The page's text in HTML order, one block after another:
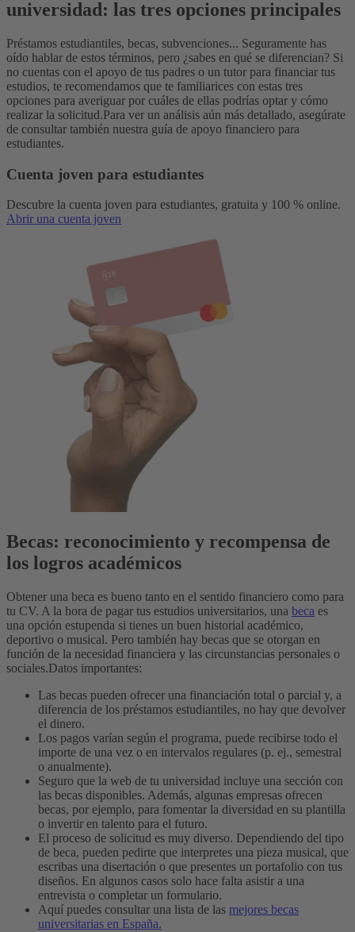
universidad: las tres opciones principales
Préstamos estudiantiles, becas, subvenciones... Seguramente has
oído hablar de estos términos, pero ¿sabes en qué se diferencian? Si
no cuentas con el apoyo de tus padres o un tutor para financiar tus
estudios, te recomendamos que te familiarices con estas tres
opciones para averiguar por cuáles de ellas podrías optar y cómo
realizar la solicitud.Para ver un análisis aún más detallado, asegúrate
de consultar también nuestra guía de apoyo financiero para
estudiantes.
Cuenta joven para estudiantes
Descubre la cuenta joven para estudiantes, gratuita y 100 % online.
Abrir una cuenta joven
Becas: reconocimiento y recompensa de
los logros académicos
Obtener una beca es bueno tanto en el sentido financiero como para
tu CV. A la hora de pagar tus estudios universitarios, una beca es
una opción estupenda si tienes un buen historial académico,
deportivo o musical. Pero también hay becas que se otorgan en
función de la necesidad financiera y las circunstancias personales o
sociales.Datos importantes:
Las becas pueden ofrecer una financiación total o parcial y, a
diferencia de los préstamos estudiantiles, no hay que devolver
el dinero.
Los pagos varían según el programa, puede recibirse todo el
importe de una vez o en intervalos regulares (p. ej., semestral
o anualmente).
Seguro que la web de tu universidad incluye una sección con
las becas disponibles. Además, algunas empresas ofrecen
becas, por ejemplo, para fomentar la diversidad en su plantilla
o invertir en talento para el futuro.
El proceso de solicitud es muy diverso. Dependiendo del tipo
de beca, pueden pedirte que interpretes una pieza musical, que
escribas una disertación o que presentes un portafolio con tus
diseños. En algunos casos solo hace falta asistir a una
entrevista o completar un formulario.
Aquí puedes consultar una lista de las mejores becas
universitarias en España.